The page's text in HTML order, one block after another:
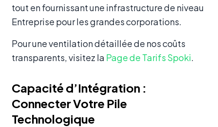
tout en fournissant une infrastructure de niveau
Entreprise pour les grandes corporations.
Pour une ventilation détaillée de nos coûts
transparents, visitez la Page de Tarifs Spoki.
Capacité d’Intégration :
Connecter Votre Pile
Technologique